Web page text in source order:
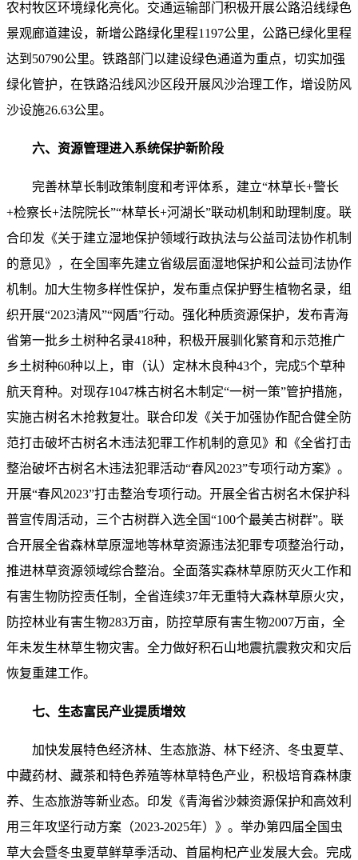
农村牧区环境绿化亮化。交通运输部门积极开展公路沿线绿色
景观廊道建设，新增公路绿化里程1197公里，公路已绿化里程
达到50790公里。铁路部门以建设绿色通道为重点，切实加强
绿化管护，在铁路沿线风沙区段开展风沙治理工作，增设防风
沙设施26.63公里。
六、资源管理进入系统保护新阶段
完善林草长制政策制度和考评体系，建立“林草长+警长
+检察长+法院院长”“林草长+河湖长”联动机制和助理制度。联
合印发《关于建立湿地保护领域行政执法与公益司法协作机制
的意见》，在全国率先建立省级层面湿地保护和公益司法协作
机制。加大生物多样性保护，发布重点保护野生植物名录，组
织开展“2023清风”“网盾”行动。强化种质资源保护，发布青海
省第一批乡土树种名录418种，积极开展驯化繁育和示范推广
乡土树种60种以上，审（认）定林木良种43个，完成5个草种
航天育种。对现存1047株古树名木制定“一树一策”管护措施，
实施古树名木抢救复壮。联合印发《关于加强协作配合健全防
范打击破坏古树名木违法犯罪工作机制的意见》和《全省打击
整治破坏古树名木违法犯罪活动“春风2023”专项行动方案》。
开展“春风2023”打击整治专项行动。开展全省古树名木保护科
普宣传周活动，三个古树群入选全国“100个最美古树群”。联
合开展全省森林草原湿地等林草资源违法犯罪专项整治行动，
推进林草资源领域综合整治。全面落实森林草原防灭火工作和
有害生物防控责任制，全省连续37年无重特大森林草原火灾，
防控林业有害生物283万亩，防控草原有害生物2007万亩，全
年未发生林草生物灾害。全力做好积石山地震抗震救灾和灾后
恢复重建工作。
七、生态富民产业提质增效
加快发展特色经济林、生态旅游、林下经济、冬虫夏草、
中藏药材、藏茶和特色养殖等林草特色产业，积极培育森林康
养、生态旅游等新业态。印发《青海省沙棘资源保护和高效利
用三年攻坚行动方案（2023-2025年）》。举办第四届全国虫
草大会暨冬虫夏草鲜草季活动、首届枸杞产业发展大会。完成